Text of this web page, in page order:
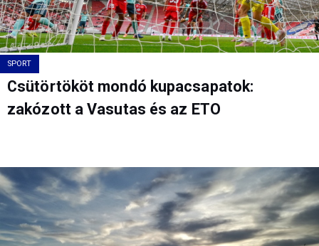
SPORT
Csütörtököt mondó kupacsapatok:
zakózott a Vasutas és az ETO